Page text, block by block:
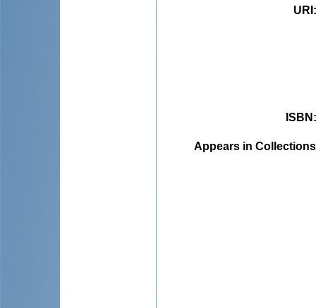
URI
ISBN
Appears in